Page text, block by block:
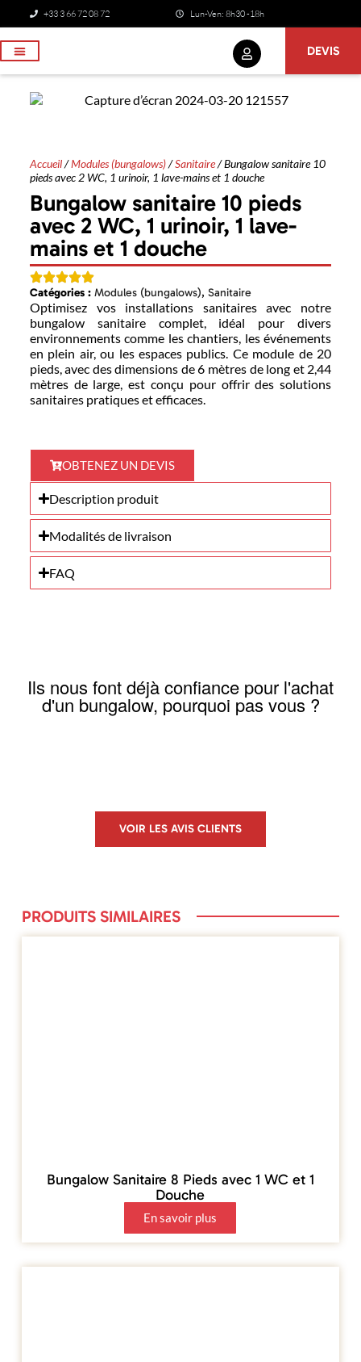
+33 3 66 72 08 72 Lun-Ven: 8h30 -18h
DEVIS
Accueil/Modules (bungalows)/Sanitaire/ Bungalow sanitaire 10
pieds avec 2 WC, 1 urinoir, 1 lave-mains et 1 douche
Bungalow sanitaire 10 pieds
avec 2 WC, 1 urinoir, 1 lave-
mains et 1 douche
Catégories : Modules (bungalows), Sanitaire
Optimisez vos installations sanitaires avec notre
bungalow sanitaire complet, idéal pour divers
environnements comme les chantiers, les événements
en plein air, ou les espaces publics. Ce module de 20
pieds, avec des dimensions de 6 mètres de long et 2,44
mètres de large, est conçu pour offrir des solutions
sanitaires pratiques et efficaces.
OBTENEZ UN DEVIS
Description produit
Modalités de livraison
FAQ
Ils nous font déjà confiance pour l'achat
d'un bungalow, pourquoi pas vous ?
VOIR LES AVIS CLIENTS
PRODUITS SIMILAIRES
Bungalow Sanitaire 8 Pieds avec 1 WC et 1
Douche
En savoir plus